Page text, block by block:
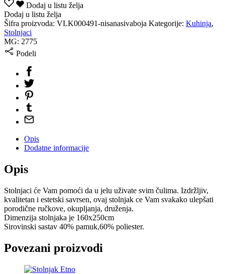
Dodaj u listu želja
Dodaj u listu želja
Šifra proizvoda: VLK000491-nisanasivaboja Kategorije: Kuhinja,
Stolnjaci
MG: 2775
Podeli
Opis
Dodatne informacije
Opis
Stolnjaci će Vam pomoći da u jelu uživate svim čulima. Izdržljiv,
kvalitetan i estetski savrsen, ovaj stolnjak ce Vam svakako ulepšati
porodične ručkove, okupljanja, druženja.
Dimenzija stolnjaka je 160x250cm
Sirovinski sastav 40% pamuk,60% poliester.
Povezani proizvodi